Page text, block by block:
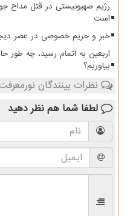
رژیم صهیونیستی در قتل مداح
است
خبر و حریم خصوصی در عصر
اربعین به اتمام رسید، چه طور
بیاوریم؟
نظرات بینندگان
لطفا شما هم نظر دهید